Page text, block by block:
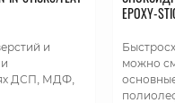
и
ДСП, МДФ,
EPOXY-
можно